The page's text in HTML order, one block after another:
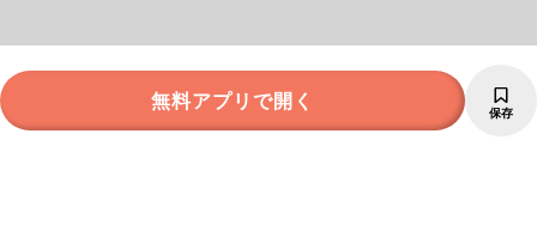
無料アプリで開く 保存